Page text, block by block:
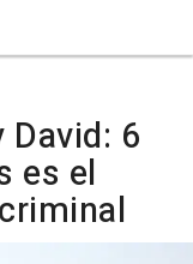
David: 6
es el